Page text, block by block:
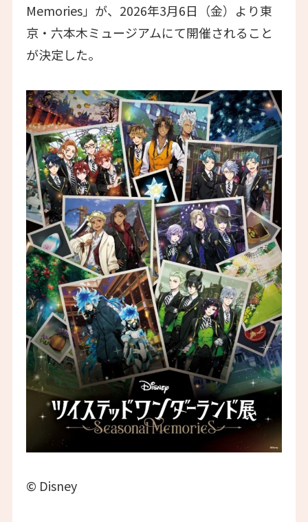
Memories」が、2026年3月6日（金）より東
京・六本木ミュージアムにて開催されること
が決定した。
© Disney